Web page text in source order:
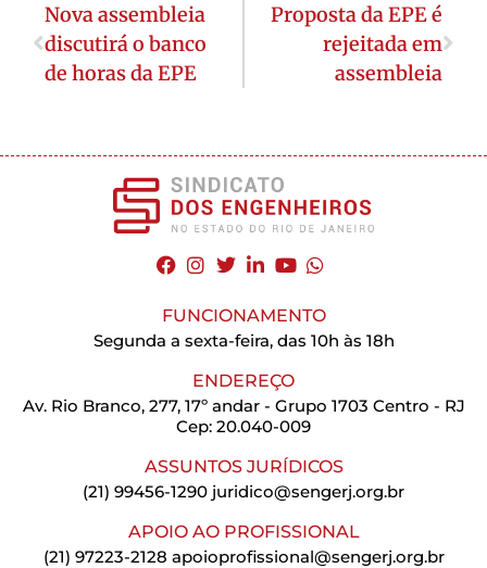
Nova assembleia
discutirá o banco
de horas da EPE
Proposta da EPE é
rejeitada em
assembleia
FUNCIONAMENTO
Segunda a sexta-feira, das 10h às 18h
ENDEREÇO
Av. Rio Branco, 277, 17º andar - Grupo 1703 Centro - RJ
Cep: 20.040-009
ASSUNTOS JURÍDICOS
(21) 99456-1290 juridico@sengerj.org.br
APOIO AO PROFISSIONAL
(21) 97223-2128 apoioprofissional@sengerj.org.br